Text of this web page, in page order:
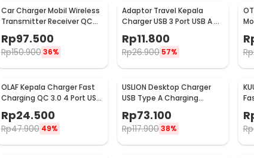
Car Charger Mobil Wireless
Transmitter Receiver QC
Rp97.500
Rp150.900 36%
Adaptor Travel Kepala
Charger USB 3 Port USB A 5V
3.1A - EKA
Rp11.800
Rp26.900 57% Rp
OLAF Kepala Charger Fast
Charging QC 3.0 4 Port USB
Rp24.500
Rp47.900 49%
USLION Desktop Charger
USB Type A Charging
Station Dock 5 Port 4A -
US04
Rp73.100
Rp117.90038% Rp